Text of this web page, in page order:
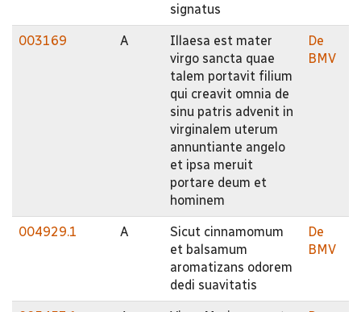
signatus
003169 A
Illaesa est mater
virgo sancta quae
talem portavit filium
qui creavit omnia de
sinu patris advenit in
virginalem uterum
annuntiante angelo
et ipsa meruit
portare deum et
hominem
De
BMV
004929.1 A
Sicut cinnamomum
et balsamum
aromatizans odorem
dedi suavitatis
De
BMV